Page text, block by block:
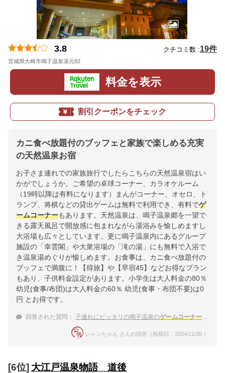
3.8 クチコミ数 :19件
宮城県大崎市鳴子温泉湯元82
料金を表示
割引クーポンをチェック
カニ食べ放題付のブッフェと家族で楽しめる充実
の天然温泉お宿
お子さま連れでの家族旅行でしたらこちらの天然温泉宿はい
かがでしょうか。ご希望の卓球コーナー、カラオケルーム
（19時以降は有料になります）まんがコーナー、オセロ、ト
ランプ、将棋などの貸出ゲームは無料で利用でき、有料でゲ
ームコーナーもあります。天然温泉は、鳴子温泉郷を一望で
きる露天風呂で開放感に包まれながら湯浴みを愉しめますし
大浴場も広々としています。更に鳴子温泉内にあるグループ
施設の「幸雲閣」や大衆浴場の「滝の湯」にも無料で入浴で
き温泉湯めぐりが愉しめます。お食事は、カニ食べ放題付の
ブッフェで満腹に！【得旅】や【早宿45】などお得なプラン
もあり、子供料金設定があります。小学生は大人料金の80％
幼児(食事/布団)は大人料金の60％ 幼児(食事・布団不要)は0
円 とお得です。
回答された質問： 子連れにピッタリの鳴子温泉のゲームコーナー
シャンちゃん さんの回答（投稿日：2024/11/30 ）
[6位] 大江戸温泉物語 道後